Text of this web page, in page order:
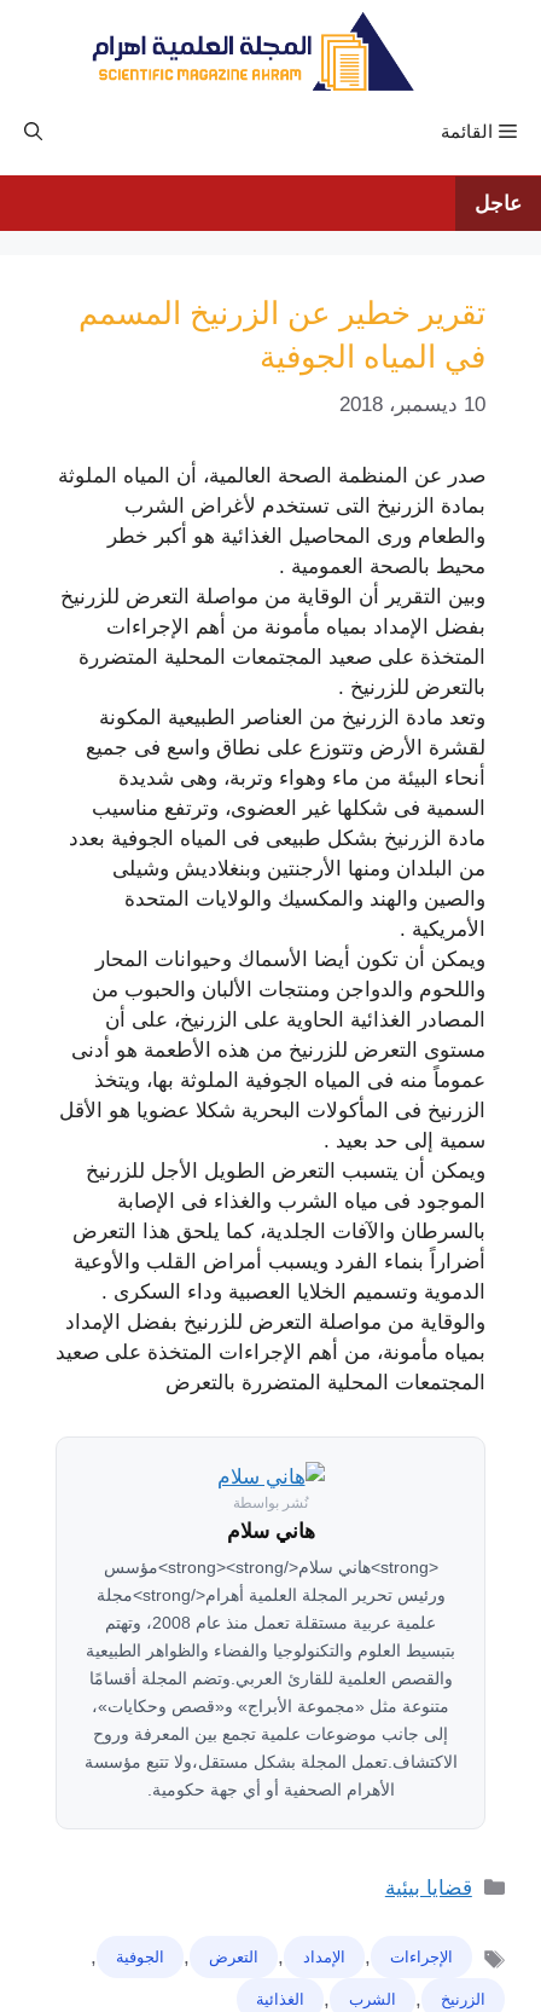
القائمة
عاجل
ﺗﻘﺮﻳﺮ ﺧﻄﻴﺮ ﻋﻦ ﺍﻟﺰﺭﻧﻴﺦ ﺍﻟﻤﺴﻤﻢ
ﻓﻲ ﺍﻟﻤﻴﺎﻩ ﺍﻟﺠﻮﻓﻴﺔ
10 ديسمبر، 2018
ﺻﺪﺭ ﻋﻦ ﺍﻟﻤﻨﻈﻤﺔ ﺍﻟﺼﺤﺔ ﺍﻟﻌﺎﻟﻤﻴﺔ، ﺃﻥ ﺍﻟﻤﻴﺎﻩ ﺍﻟﻤﻠﻮﺛﺔ
ﺑﻤﺎﺩﺓ ﺍﻟﺰﺭﻧﻴﺦ ﺍﻟﺘﻰ ﺗﺴﺘﺨﺪﻡ ﻷﻏﺮﺍﺽ ﺍﻟﺸﺮﺏ
ﻭﺍﻟﻄﻌﺎﻡ ﻭﺭﻯ ﺍﻟﻤﺤﺎﺻﻴﻞ ﺍﻟﻐﺬﺍﺋﻴﺔ ﻫﻮ ﺃﻛﺒﺮ ﺧﻄﺮ
ﻣﺤﻴﻂ ﺑﺎﻟﺼﺤﺔ ﺍﻟﻌﻤﻮﻣﻴﺔ .
ﻭﺑﻴﻦ ﺍﻟﺘﻘﺮﻳﺮ ﺃﻥ ﺍﻟﻮﻗﺎﻳﺔ ﻣﻦ ﻣﻮﺍﺻﻠﺔ ﺍﻟﺘﻌﺮﺽ ﻟﻠﺰﺭﻧﻴﺦ
ﺑﻔﻀﻞ ﺍﻹﻣﺪﺍﺩ ﺑﻤﻴﺎﻩ ﻣﺄﻣﻮﻧﺔ ﻣﻦ ﺃﻫﻢ ﺍﻹﺟﺮﺍﺀﺍﺕ
ﺍﻟﻤﺘﺨﺬﺓ ﻋﻠﻰ ﺻﻌﻴﺪ ﺍﻟﻤﺠﺘﻤﻌﺎﺕ ﺍﻟﻤﺤﻠﻴﺔ ﺍﻟﻤﺘﻀﺮﺭﺓ
ﺑﺎﻟﺘﻌﺮﺽ ﻟﻠﺰﺭﻧﻴﺦ .
ﻭﺗﻌﺪ ﻣﺎﺩﺓ ﺍﻟﺰﺭﻧﻴﺦ ﻣﻦ ﺍﻟﻌﻨﺎﺻﺮ ﺍﻟﻄﺒﻴﻌﻴﺔ ﺍﻟﻤﻜﻮﻧﺔ
ﻟﻘﺸﺮﺓ ﺍﻷﺭﺽ ﻭﺗﺘﻮﺯﻉ ﻋﻠﻰ ﻧﻄﺎﻕ ﻭﺍﺳﻊ ﻓﻰ ﺟﻤﻴﻊ
ﺃﻧﺤﺎﺀ ﺍﻟﺒﻴﺌﺔ ﻣﻦ ﻣﺎﺀ ﻭﻫﻮﺍﺀ ﻭﺗﺮﺑﺔ، ﻭﻫﻰ ﺷﺪﻳﺪﺓ
ﺍﻟﺴﻤﻴﺔ ﻓﻰ ﺷﻜﻠﻬﺎ ﻏﻴﺮ ﺍﻟﻌﻀﻮﻯ، ﻭﺗﺮﺗﻔﻊ ﻣﻨﺎﺳﻴﺐ
ﻣﺎﺩﺓ ﺍﻟﺰﺭﻧﻴﺦ ﺑﺸﻜﻞ ﻃﺒﻴﻌﻰ ﻓﻰ ﺍﻟﻤﻴﺎﻩ ﺍﻟﺠﻮﻓﻴﺔ ﺑﻌﺪﺩ
ﻣﻦ ﺍﻟﺒﻠﺪﺍﻥ ﻭﻣﻨﻬﺎ ﺍﻷﺭﺟﻨﺘﻴﻦ ﻭﺑﻨﻐﻼﺩﻳﺶ ﻭﺷﻴﻠﻰ
ﻭﺍﻟﺼﻴﻦ ﻭﺍﻟﻬﻨﺪ ﻭﺍﻟﻤﻜﺴﻴﻚ ﻭﺍﻟﻮﻻﻳﺎﺕ ﺍﻟﻤﺘﺤﺪﺓ
ﺍﻷﻣﺮﻳﻜﻴﺔ .
ﻭﻳﻤﻜﻦ ﺃﻥ ﺗﻜﻮﻥ ﺃﻳﻀﺎ ﺍﻷﺳﻤﺎﻙ ﻭﺣﻴﻮﺍﻧﺎﺕ ﺍﻟﻤﺤﺎﺭ
ﻭﺍﻟﻠﺤﻮﻡ ﻭﺍﻟﺪﻭﺍﺟﻦ ﻭﻣﻨﺘﺠﺎﺕ ﺍﻷﻟﺒﺎﻥ ﻭﺍﻟﺤﺒﻮﺏ ﻣﻦ
ﺍﻟﻤﺼﺎﺩﺭ ﺍﻟﻐﺬﺍﺋﻴﺔ ﺍﻟﺤﺎﻭﻳﺔ ﻋﻠﻰ ﺍﻟﺰﺭﻧﻴﺦ، ﻋﻠﻰ ﺃﻥ
ﻣﺴﺘﻮﻯ ﺍﻟﺘﻌﺮﺽ ﻟﻠﺰﺭﻧﻴﺦ ﻣﻦ ﻫﺬﻩ ﺍﻷﻃﻌﻤﺔ ﻫﻮ ﺃﺩﻧﻰ
ﻋﻤﻮﻣﺎً ﻣﻨﻪ ﻓﻰ ﺍﻟﻤﻴﺎﻩ ﺍﻟﺠﻮﻓﻴﺔ ﺍﻟﻤﻠﻮﺛﺔ ﺑﻬﺎ، ﻭﻳﺘﺨﺬ
ﺍﻟﺰﺭﻧﻴﺦ ﻓﻰ ﺍﻟﻤﺄﻛﻮﻻﺕ ﺍﻟﺒﺤﺮﻳﺔ ﺷﻜﻼ ﻋﻀﻮﻳﺎ ﻫﻮ ﺍﻷﻗﻞ
ﺳﻤﻴﺔ ﺇﻟﻰ ﺣﺪ ﺑﻌﻴﺪ .
ﻭﻳﻤﻜﻦ ﺃﻥ ﻳﺘﺴﺒﺐ ﺍﻟﺘﻌﺮﺽ ﺍﻟﻄﻮﻳﻞ ﺍﻷﺟﻞ ﻟﻠﺰﺭﻧﻴﺦ
ﺍﻟﻤﻮﺟﻮﺩ ﻓﻰ ﻣﻴﺎﻩ ﺍﻟﺸﺮﺏ ﻭﺍﻟﻐﺬﺍﺀ ﻓﻰ ﺍﻹﺻﺎﺑﺔ
ﺑﺎﻟﺴﺮﻃﺎﻥ ﻭﺍﻵﻓﺎﺕ ﺍﻟﺠﻠﺪﻳﺔ، ﻛﻤﺎ ﻳﻠﺤﻖ ﻫﺬﺍ ﺍﻟﺘﻌﺮﺽ
ﺃﺿﺮﺍﺭﺍً ﺑﻨﻤﺎﺀ ﺍﻟﻔﺮﺩ ﻭﻳﺴﺒﺐ ﺃﻣﺮﺍﺽ ﺍﻟﻘﻠﺐ ﻭﺍﻷﻭﻋﻴﺔ
ﺍﻟﺪﻣﻮﻳﺔ ﻭﺗﺴﻤﻴﻢ ﺍﻟﺨﻼﻳﺎ ﺍﻟﻌﺼﺒﻴﺔ ﻭﺩﺍﺀ ﺍﻟﺴﻜﺮﻯ .
ﻭﺍﻟﻮﻗﺎﻳﺔ ﻣﻦ ﻣﻮﺍﺻﻠﺔ ﺍﻟﺘﻌﺮﺽ ﻟﻠﺰﺭﻧﻴﺦ ﺑﻔﻀﻞ ﺍﻹﻣﺪﺍﺩ
ﺑﻤﻴﺎﻩ ﻣﺄﻣﻮﻧﺔ، ﻣﻦ ﺃﻫﻢ ﺍﻹﺟﺮﺍﺀﺍﺕ ﺍﻟﻤﺘﺨﺬﺓ ﻋﻠﻰ ﺻﻌﻴﺪ
ﺍﻟﻤﺠﺘﻤﻌﺎﺕ ﺍﻟﻤﺤﻠﻴﺔ ﺍﻟﻤﺘﻀﺮﺭﺓ ﺑﺎﻟﺘﻌﺮﺽ
نُشر بواسطة
هاني سلام
<strong>هاني سلام</strong><strong>مؤسس
ورئيس تحرير المجلة العلمية أهرام</strong>مجلة
علمية عربية مستقلة تعمل منذ عام 2008، وتهتم
بتبسيط العلوم والتكنولوجيا والفضاء والظواهر الطبيعية
والقصص العلمية للقارئ العربي.وتضم المجلة أقسامًا
متنوعة مثل «مجموعة الأبراج» و«قصص وحكايات»،
إلى جانب موضوعات علمية تجمع بين المعرفة وروح
الاكتشاف.تعمل المجلة بشكل مستقل،ولا تتبع مؤسسة
الأهرام الصحفية أو أي جهة حكومية.
التصنيفات
قضايا بيئية
الوسوم
ﺍﻹﺟﺮﺍﺀﺍﺕ , ﺍﻹﻣﺪﺍﺩ , ﺍﻟﺘﻌﺮﺽ , ﺍﻟﺠﻮﻓﻴﺔ ,
ﺍﻟﺰﺭﻧﻴﺦ , ﺍﻟﺸﺮﺏ , ﺍﻟﻐﺬﺍﺋﻴﺔ